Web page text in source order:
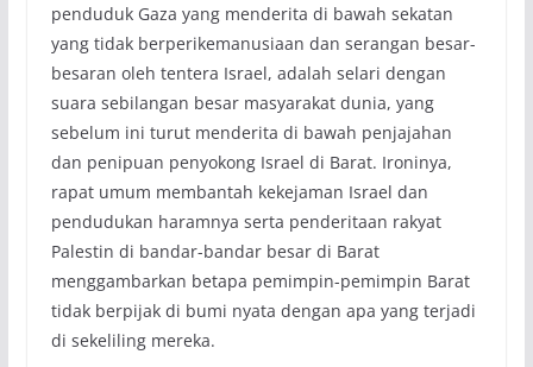
penduduk Gaza yang menderita di bawah sekatan
yang tidak berperikemanusiaan dan serangan besar-
besaran oleh tentera Israel, adalah selari dengan
suara sebilangan besar masyarakat dunia, yang
sebelum ini turut menderita di bawah penjajahan
dan penipuan penyokong Israel di Barat. Ironinya,
rapat umum membantah kekejaman Israel dan
pendudukan haramnya serta penderitaan rakyat
Palestin di bandar-bandar besar di Barat
menggambarkan betapa pemimpin-pemimpin Barat
tidak berpijak di bumi nyata dengan apa yang terjadi
di sekeliling mereka.